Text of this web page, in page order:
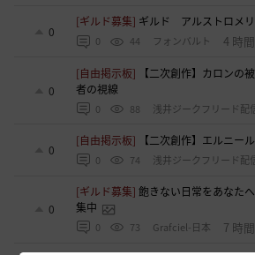
0
[ギルド募集] ギルド アルストロメ
0 44 フォンバルト 4 時
0
[自由掲示板]
【二次創作】カロンの
者の視線
0 88 浅井ジークフリード配
0
[自由掲示板] 【二次創作】エルニー
0 74 浅井ジークフリード配
0
[ギルド募集]飽きない日常をあなた
集中
0 73 Grafciel-日本 7 時